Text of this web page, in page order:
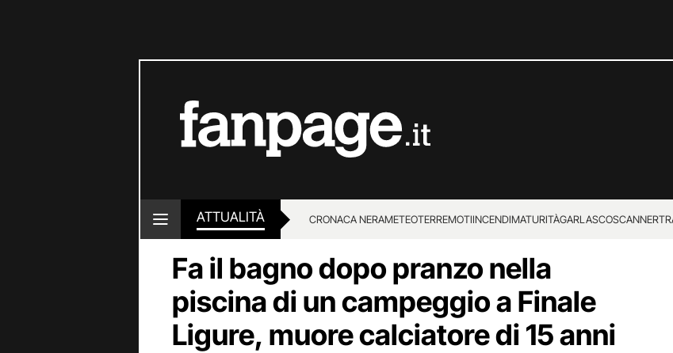
ATTUALITÀ CRONACA NERAMETEOTERREMOTIINCENDIMATURITÀGARLASCOSCANNER
LOTTO E SUPERENALOTTO
Fa il bagno dopo pranzo nella
piscina di un campeggio a Finale
Ligure, muore calciatore di 15 anni